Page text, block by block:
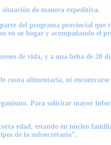
situación de manera expeditiva.
del programa provincial que
en su hogar y acompañando el
de vida, y a una beba de 20
cuota alimentaria, ni
Para solicitar mayor
edad, estando en núcleo
de la subsecretaría”.